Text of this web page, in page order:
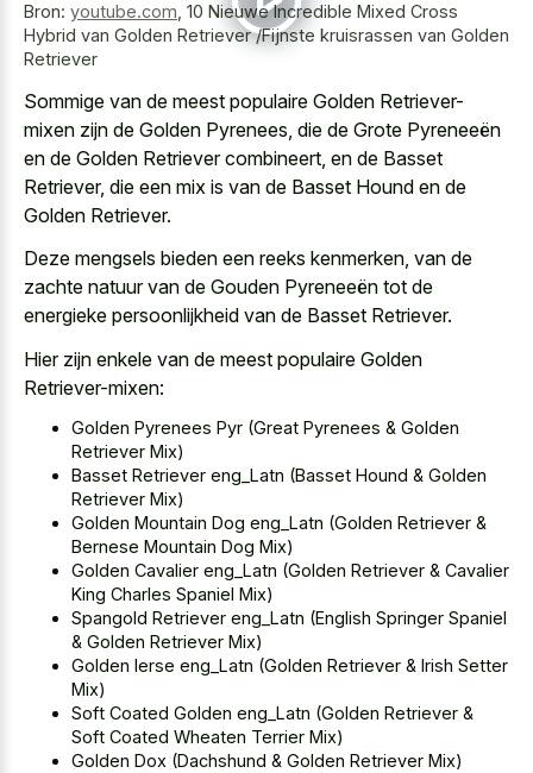
Bron: youtube.com 10 Nieuwe Incredible Mixed Cross
Hybrid van Golden Retriever /Fijnste kruisrassen van Golden
Retriever
Sommige van de meest populaire Golden Retriever-
mixen zijn de Golden Pyrenees, die de Grote Pyreneeën
en de Golden Retriever combineert, en de Basset
Retriever, die een mix is van de Basset Hound en de
Golden Retriever.
Deze mengsels bieden een reeks kenmerken, van de
zachte natuur van de Gouden Pyreneeën tot de
energieke persoonlijkheid van de Basset Retriever.
Hier zijn enkele van de meest populaire Golden
Retriever-mixen:
Golden Pyrenees Pyr (Great Pyrenees & Golden
Retriever Mix)
Basset Retriever eng_Latn (Basset Hound & Golden
Retriever Mix)
Golden Mountain Dog eng_Latn (Golden Retriever &
Bernese Mountain Dog Mix)
Golden Cavalier eng_Latn (Golden Retriever & Cavalier
King Charles Spaniel Mix)
Spangold Retriever eng_Latn (English Springer Spaniel
& Golden Retriever Mix)
Golden Ierse eng_Latn (Golden Retriever & Irish Setter
Mix)
Soft Coated Golden eng_Latn (Golden Retriever &
Soft Coated Wheaten Terrier Mix)
Golden Dox (Dachshund & Golden Retriever Mix)